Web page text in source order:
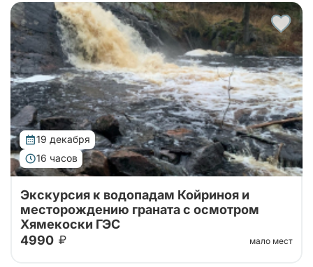
финские гидроэлектростанции и гранатовые копи.
Природа, история и минералы в насыщенном и
увлекательном маршруте.
19 декабря
16 часов
Экскурсия к водопадам Койриноя и
месторождению граната с осмотром
Хямекоски ГЭС
4990
мало мест